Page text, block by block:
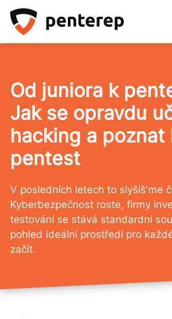
Od juniora k
Jak se opravdu
hacking a poznat
pentest
V posledních letech to slyšíš'me
Kyberbezpečnost roste, firmy
testování se stává standardní
pohled ideální prostředí pro
začít.